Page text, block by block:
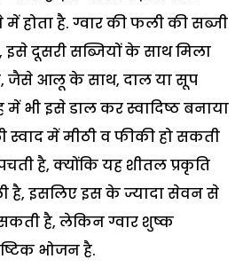
होता है. ग्वार की फली की सब्जी
इसे दूसरी सब्जियों के साथ मिला
जैसे आलू के साथ, दाल या सूप
भी इसे डाल कर स्वादिष्ठ बनाया
स्वाद में मीठी व फीकी हो सकती
है, क्योंकि यह शीतल प्रकृति
है, इसलिए इस के ज्यादा सेवन से
है, लेकिन ग्वार शुष्क
भोजन है.